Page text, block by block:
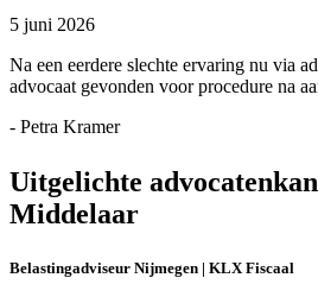
5 juni 2026
Na een eerdere slechte ervaring nu via
advocaat gevonden voor procedure na
- Petra Kramer
Uitgelichte
Middelaar
Belastingadviseur Nijmegen | KLX Fiscaal